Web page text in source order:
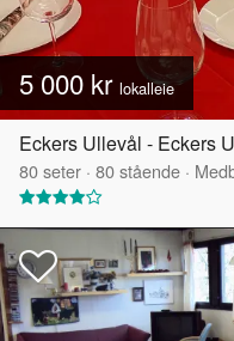
5 000 kr lokalleie
80seter · 80stående ·